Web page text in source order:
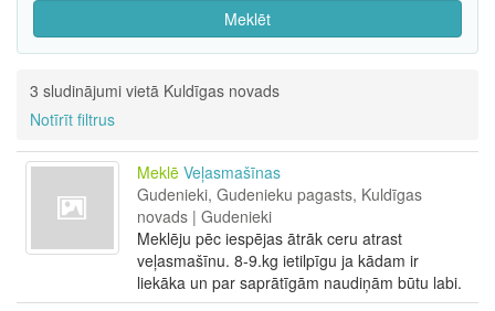
Meklēt
3 sludinājumi vietā Kuldīgas novads
Notīrīt filtrus
Meklē Veļasmašīnas
Gudenieki, Gudenieku pagasts, Kuldīgas
novads | Gudenieki
Meklēju pēc iespējas ātrāk ceru atrast
veļasmašīnu. 8-9.kg ietilpīgu ja kādam ir
liekāka un par saprātīgām naudiņām būtu labi.